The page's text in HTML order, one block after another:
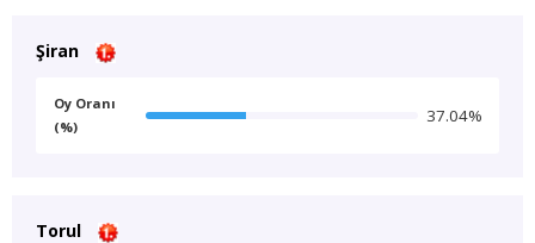
Şiran
Oy Oranı
(%)
37.04%
Torul